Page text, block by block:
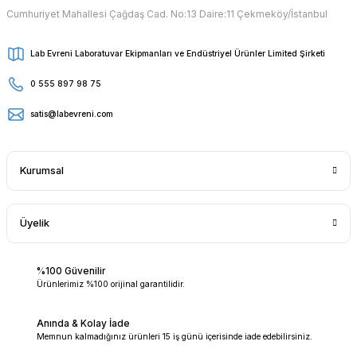
Cumhuriyet Mahallesi Çağdaş Cad. No:13 Daire:11 Çekmeköy/İstanbul
Lab Evreni Laboratuvar Ekipmanları ve Endüstriyel Ürünler Limited Şirketi
0 555 897 98 75
satis@labevreni.com
Kurumsal
Üyelik
%100 Güvenilir
Ürünlerimiz %100 orijinal garantilidir.
Anında & Kolay İade
Memnun kalmadığınız ürünleri 15 iş günü içerisinde iade edebilirsiniz.